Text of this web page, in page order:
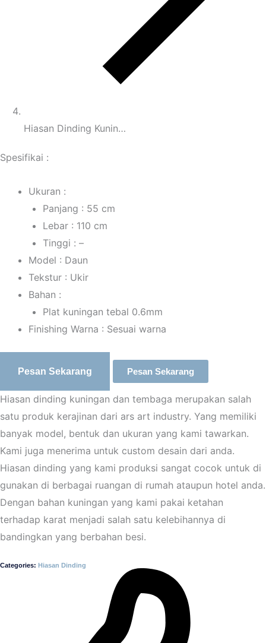
Hiasan Dinding Kunin…
Spesifikai :
Ukuran :
Panjang : 55 cm
Lebar : 110 cm
Tinggi : –
Model : Daun
Tekstur : Ukir
Bahan :
Plat kuningan tebal 0.6mm
Finishing Warna : Sesuai warna
Pesan Sekarang Pesan Sekarang
Hiasan dinding kuningan dan tembaga merupakan salah
satu produk kerajinan dari ars art industry. Yang memiliki
banyak model, bentuk dan ukuran yang kami tawarkan.
Kami juga menerima untuk custom desain dari anda.
Hiasan dinding yang kami produksi sangat cocok untuk di
gunakan di berbagai ruangan di rumah ataupun hotel anda.
Dengan bahan kuningan yang kami pakai ketahan
terhadap karat menjadi salah satu kelebihannya di
bandingkan yang berbahan besi.
Categories: Hiasan Dinding